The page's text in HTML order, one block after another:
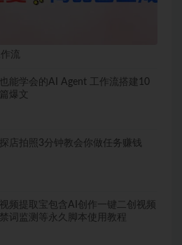
流
能学会的AI Agent 工作流搭建10
爆文
店拍照3分钟教会你做任务赚钱
频提取宝包含AI创作一键二创视频
词监测等永久脚本使用教程